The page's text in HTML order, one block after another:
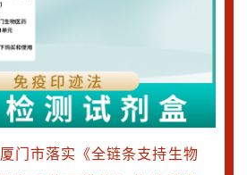
门市落实《全链条支持生物